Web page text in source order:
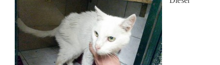
FÖRDERN & VERERBEN
KOOPERATIONEN
4KIDS